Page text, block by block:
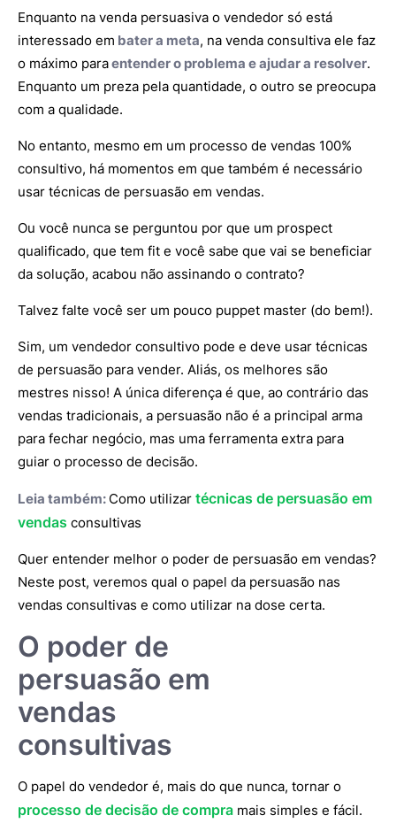
Enquanto na venda persuasiva o vendedor só está
interessado em bater a meta, na venda consultiva ele faz
o máximo paraentender o problema e ajudar a resolver.
Enquanto um preza pela quantidade, o outro se preocupa
com a qualidade.
No entanto, mesmo em um processo de vendas 100%
consultivo, há momentos em que também é necessário
usar técnicas de persuasão em vendas.
Ou você nunca se perguntou por que um prospect
qualificado, que tem fit e você sabe que vai se beneficiar
da solução, acabou não assinando o contrato?
Talvez falte você ser um pouco puppet master (do bem!).
Sim, um vendedor consultivo pode e deve usar técnicas
de persuasão para vender. Aliás, os melhores são
mestres nisso! A única diferença é que, ao contrário das
vendas tradicionais, a persuasão não é a principal arma
para fechar negócio, mas uma ferramenta extra para
guiar o processo de decisão.
Leia também: Como utilizar técnicas de persuasão em
vendas consultivas
Quer entender melhor o poder de persuasão em vendas?
Neste post, veremos qual o papel da persuasão nas
vendas consultivas e como utilizar na dose certa.
O poder de
persuasão em
vendas
consultivas
O papel do vendedor é, mais do que nunca, tornar o
processo de decisão de compra mais simples e fácil.